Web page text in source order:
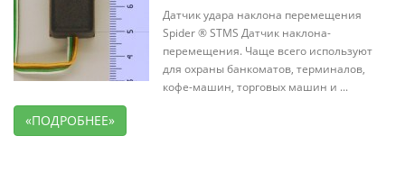
Датчик удара наклона перемещения
Spider ® STMS Датчик наклона-
перемещения. Чаще всего используют
для охраны банкоматов, терминалов,
кофе-машин, торговых машин и ...
«ПОДРОБНЕЕ»